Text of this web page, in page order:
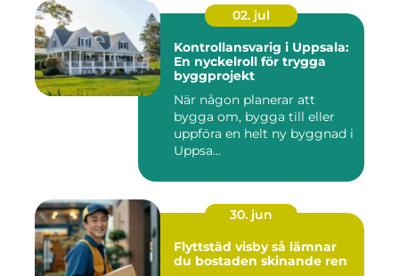
02. jul
Kontrollansvarig i Uppsala:
En nyckelroll för trygga
byggprojekt
När någon planerar att
bygga om, bygga till eller
uppföra en helt ny byggnad i
Uppsa...
30. jun
Flyttstäd visby så lämnar
du bostaden skinande ren